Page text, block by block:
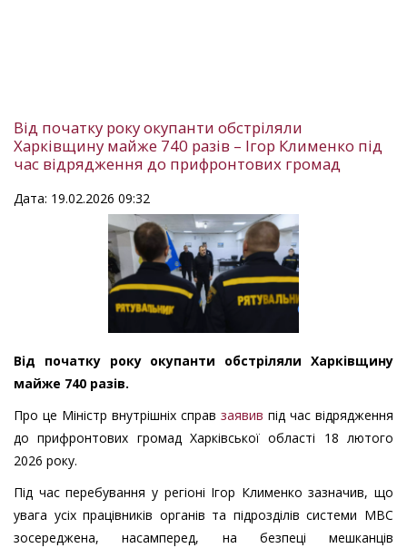
Від початку року окупанти обстріляли
Харківщину майже 740 разів – Ігор Клименко під
час відрядження до прифронтових громад
Дата: 19.02.2026 09:32
Від початку року окупанти обстріляли Харківщину
майже 740 разів.
Про це Міністр внутрішніх справ заявив під час відрядження
до прифронтових громад Харківської області 18 лютого
2026 року.
Під час перебування у регіоні Ігор Клименко зазначив, що
увага усіх працівників органів та підрозділів системи МВС
зосереджена, насамперед, на безпеці мешканців